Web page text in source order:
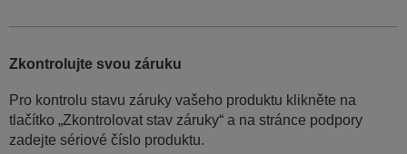
Zkontrolujte svou záruku
Pro kontrolu stavu záruky vašeho produktu klikněte na
tlačítko „Zkontrolovat stav záruky“ a na stránce podpory
zadejte sériové číslo produktu.